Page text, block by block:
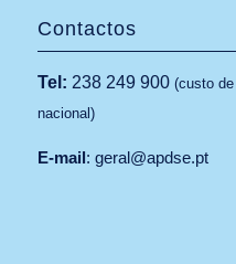
Contactos
Tel: 238 249 900(custo de
nacional)
E-mail: geral@apdse.pt